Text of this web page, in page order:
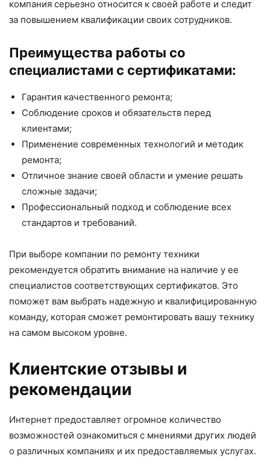
компания серьезно относится к своей работе и следит
за повышением квалификации своих сотрудников.
Преимущества работы со
специалистами с сертификатами:
Гарантия качественного ремонта;
Соблюдение сроков и обязательств перед
клиентами;
Применение современных технологий и методик
ремонта;
Отличное знание своей области и умение решать
сложные задачи;
Профессиональный подход и соблюдение всех
стандартов и требований.
При выборе компании по ремонту техники
рекомендуется обратить внимание на наличие у ее
специалистов соответствующих сертификатов. Это
поможет вам выбрать надежную и квалифицированную
команду, которая сможет ремонтировать вашу технику
на самом высоком уровне.
Клиентские отзывы и
рекомендации
Интернет предоставляет огромное количество
возможностей ознакомиться с мнениями других людей
о различных компаниях и их предоставляемых услугах.